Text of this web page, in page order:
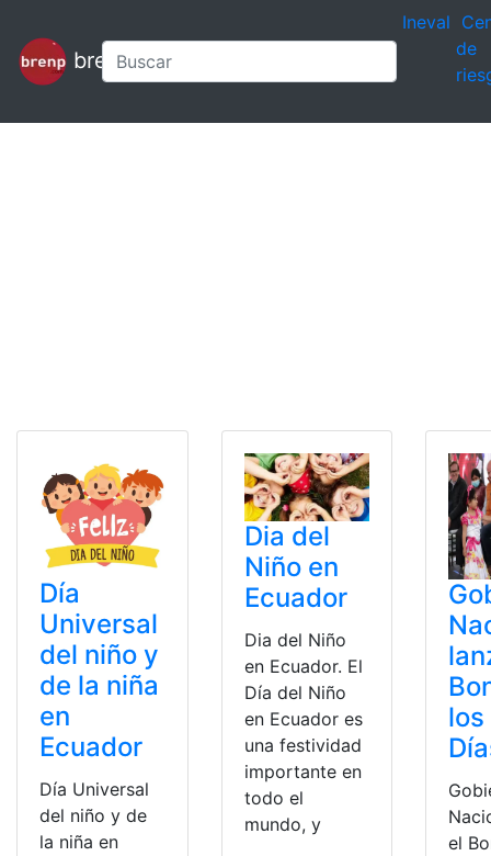
brenp
Ineval
de
Día
Universal
del niño y
de la niña
en
Ecuador
Día Universal
del niño y de
la niña en
Dia del
Niño en
Ecuador
Dia del Niño
en Ecuador. El
Día del Niño
en Ecuador es
una festividad
importante en
todo el
mundo, y
los
el